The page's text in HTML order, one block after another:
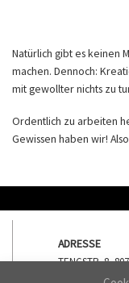
Natürlich gibt es keinen
machen. Dennoch:
mit gewollter nichts zu
Ordentlich zu arbeiten
Gewissen haben wir!
ADRESSE
TENGSTR. 8,